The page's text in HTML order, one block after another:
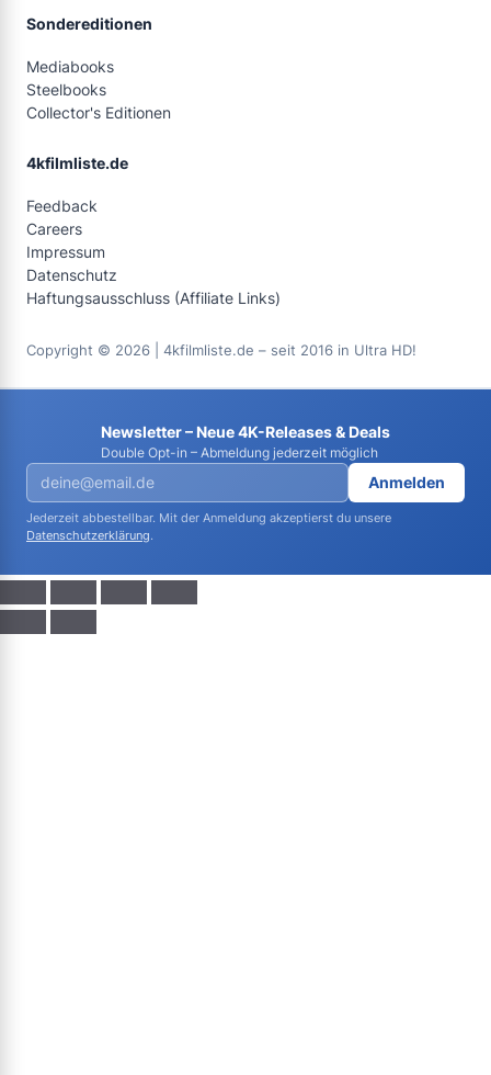
Sondereditionen
Mediabooks
Steelbooks
Collector's Editionen
4kfilmliste.de
Feedback
Careers
Impressum
Datenschutz
Haftungsausschluss (Affiliate Links)
Copyright © 2026 | 4kfilmliste.de – seit 2016 in Ultra HD!
Newsletter – Neue 4K-Releases & Deals
Double Opt-in – Abmeldung jederzeit möglich
Anmelden
Jederzeit abbestellbar. Mit der Anmeldung akzeptierst du unsere
Datenschutzerklärung.